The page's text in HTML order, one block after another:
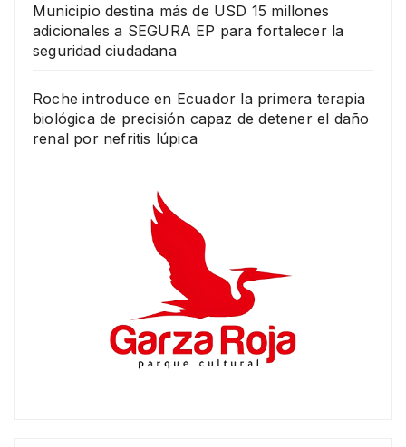
Municipio destina más de USD 15 millones
adicionales a SEGURA EP para fortalecer la
seguridad ciudadana
Roche introduce en Ecuador la primera terapia
biológica de precisión capaz de detener el daño
renal por nefritis lúpica